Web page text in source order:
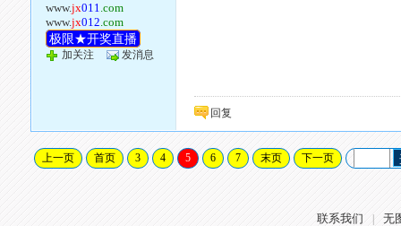
www.jx011.com
www.jx012.com
极限★开奖直播
加关注 发消息
回复
上一页 首页 3 4 5 6 7 末页 下一页
联系我们 无